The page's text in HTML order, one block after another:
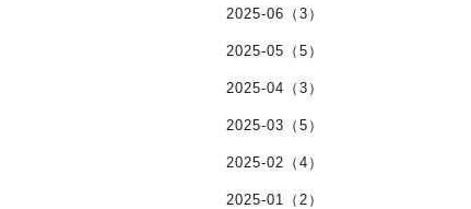
2025-06（3）
2025-05（5）
2025-04（3）
2025-03（5）
2025-02（4）
2025-01（2）